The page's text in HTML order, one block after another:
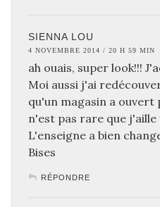
SIENNA LOU
4 NOVEMBRE 2014 / 20 H 59 MIN
ah ouais, super look!!!
Moi aussi j'ai
qu'un magasin a ouvert
n'est pas rare que
L'enseigne a bien
Bises
RÉPONDRE